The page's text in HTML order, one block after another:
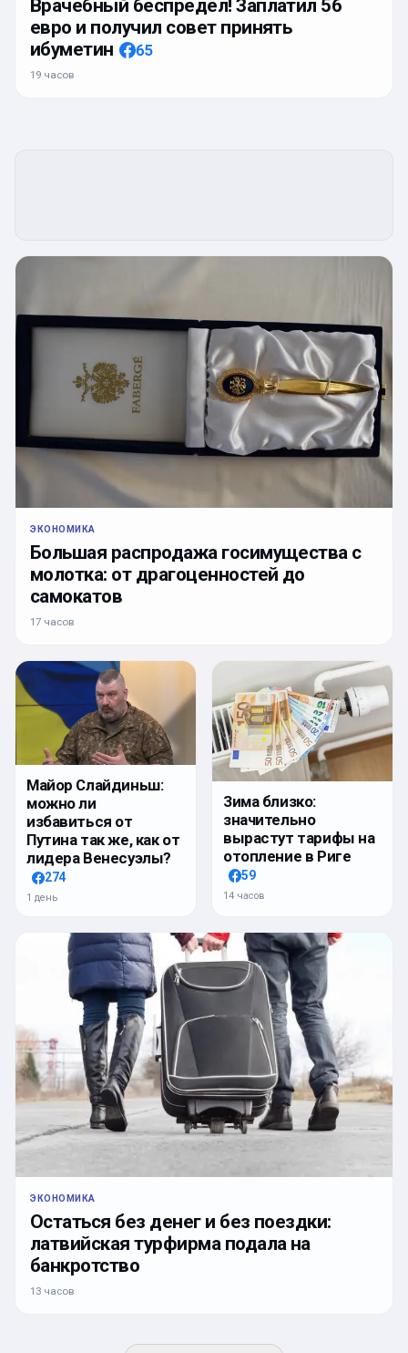
Врачебный беспредел! Заплатил 56
евро и получил совет принять
ибуметин
65
19 часов
ЭКОНОМИКА
Большая распродажа госимущества с
молотка: от драгоценностей до
самокатов
17 часов
Майор Слайдиньш:
можно ли
избавиться от
Путина так же, как от
лидера Венесуэлы?
274
1 день
Зима близко:
значительно
вырастут тарифы на
отопление в Риге
59
14 часов
ЭКОНОМИКА
Остаться без денег и без поездки:
латвийская турфирма подала на
банкротство
13 часов